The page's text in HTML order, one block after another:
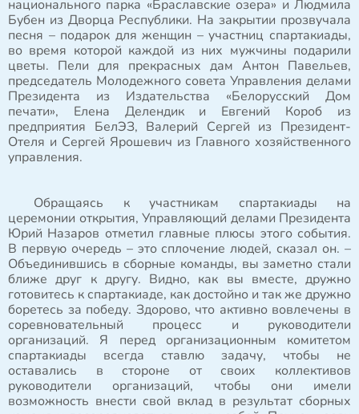
национального парка «Браславские озера» и Людмила
Бубен из Дворца Республики. На закрытии прозвучала
песня – подарок для женщин – участниц спартакиады,
во время которой каждой из них мужчины подарили
цветы. Пели для прекрасных дам Антон Павельев,
председатель Молодежного совета Управления делами
Президента из Издательства «Белорусский Дом
печати», Елена Делендик и Евгений Короб из
предприятия БелЭЗ, Валерий Сергей из Президент-
Отеля и Сергей Ярошевич из Главного хозяйственного
управления.
Обращаясь к участникам спартакиады на
церемонии открытия, Управляющий делами Президента
Юрий Назаров отметил главные плюсы этого события.
В первую очередь – это сплочение людей, сказал он. –
Объединившись в сборные команды, вы заметно стали
ближе друг к другу. Видно, как вы вместе, дружно
готовитесь к спартакиаде, как достойно и так же дружно
боретесь за победу. Здорово, что активно вовлечены в
соревновательный процесс и руководители
организаций. Я перед организационным комитетом
спартакиады всегда ставлю задачу, чтобы не
оставались в стороне от своих коллективов
руководители организаций, чтобы они имели
возможность внести свой вклад в результат сборных